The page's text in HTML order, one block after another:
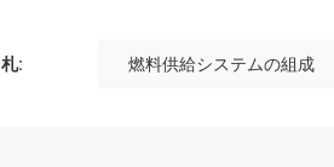
札: 燃料供給システムの組成